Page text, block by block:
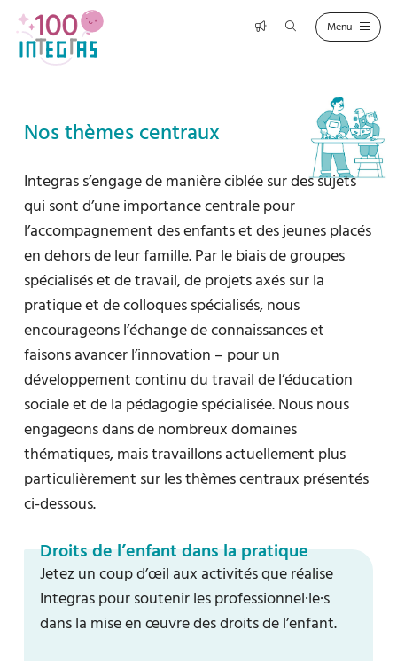
Nos thèmes centraux
Integras s’engage de manière ciblée sur des sujets
qui sont d’une importance centrale pour
l’accompagnement des enfants et des jeunes placés
en dehors de leur famille. Par le biais de groupes
spécialisés et de travail, de projets axés sur la
pratique et de colloques spécialisés, nous
encourageons l’échange de connaissances et
faisons avancer l’innovation – pour un
développement continu du travail de l’éducation
sociale et de la pédagogie spécialisée. Nous nous
engageons dans de nombreux domaines
thématiques, mais travaillons actuellement plus
particulièrement sur les thèmes centraux présentés
ci-dessous.
Droits de l’enfant dans la pratique
Jetez un coup d’œil aux activités que réalise
Integras pour soutenir les professionnel·le·s
dans la mise en œuvre des droits de l’enfant.